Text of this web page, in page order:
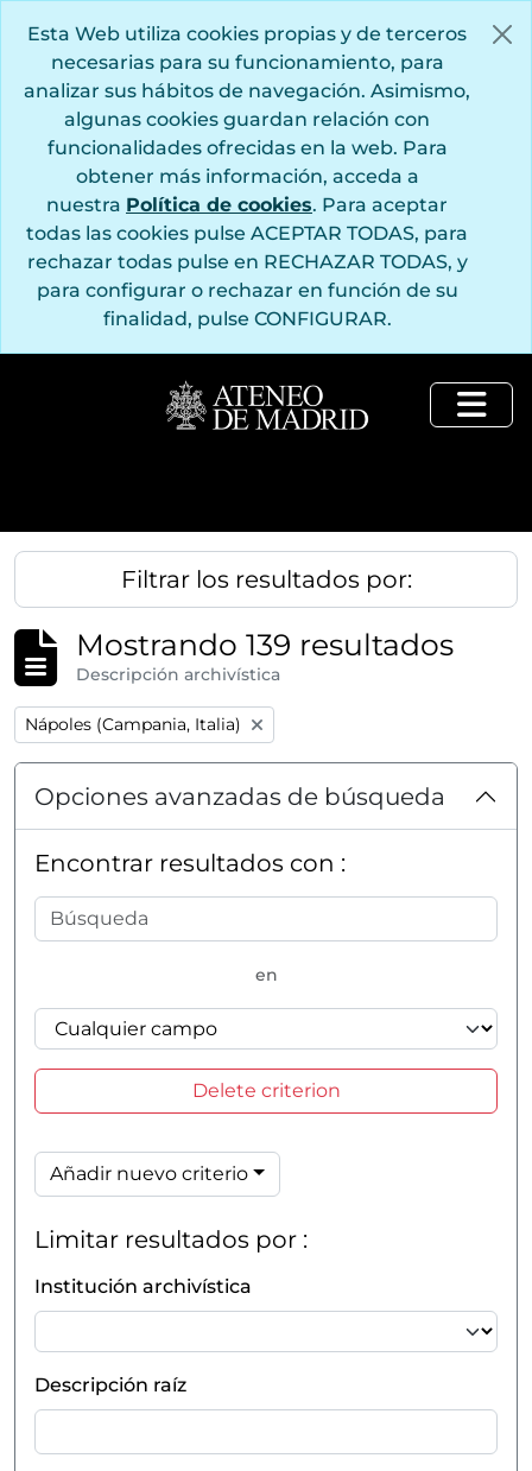
Esta Web utiliza cookies propias y de terceros
necesarias para su funcionamiento, para
analizar sus hábitos de navegación. Asimismo,
algunas cookies guardan relación con
funcionalidades ofrecidas en la web. Para
obtener más información, acceda a
nuestra Política de cookies. Para aceptar
todas las cookies pulse ACEPTAR TODAS, para
rechazar todas pulse en RECHAZAR TODAS, y
para configurar o rechazar en función de su
finalidad, pulse CONFIGURAR.
Filtrar los resultados por:
Mostrando 139 resultados
Descripción archivística
Remove filter:
Nápoles (Campania, Italia)
Opciones avanzadas de búsqueda
Encontrar resultados con :
en
Delete criterion
Añadir nuevo criterio
Limitar resultados por :
Institución archivística
Descripción raíz